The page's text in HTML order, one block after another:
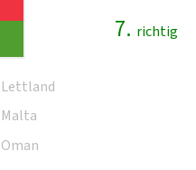
7. richtig
Lettland
Malta
Oman